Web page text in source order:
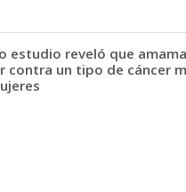
estudio reveló que
contra un tipo de cáncer